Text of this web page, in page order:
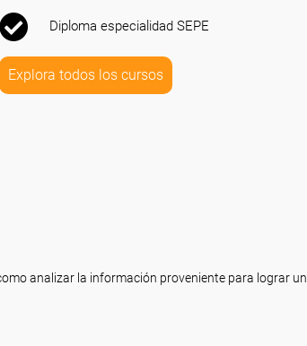
Diploma especialidad SEPE
Explora todos los cursos
analizar la información proveniente para lograr un